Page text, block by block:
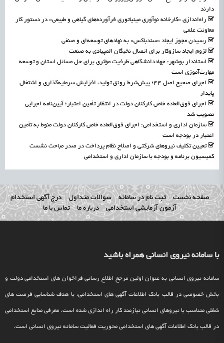
دارند
راه‌اندازی «کارخانه نوآوری مینیاتوری فرآورده‌های گیاهی و طبیعی» در دستور کار
معاونت علمی
رسیدن مجوز ایجاد «سندباکس» به نهادهای توسعه‌ای و صنفی
لزوم ایجاد سازوکار برای اتصال نخبگان المپیادی به صنعت
استاندار بوشهر: جهاددانشگاهی ظرفیت مؤثری برای حل مسائل استان و توسعه
مهارت‌آموزی است
اجرای صحیح اصل ۴۴؛ پیش‌شرط رونق تولید، افزایش سرمایه‌گذاری و اشتغال
پایدار
اجرای فوق‌العاده خاص کارکنان دولت در انتظار تأمین اعتبار؛ آیین‌نامه اجرایی
تصویب شد
سازمان اداری و استخدامی: اجرای فوق‌العاده خاص کارکنان دولت منوط به تأمین
اعتبار در بودجه است
تعیین تکلیف نیروهای شرکتی و اصلاح نظام پرداخت در صدر مباحث نشست
کمیسیون برنامه و بودجه با سازمان اداری و استخدامی
صفحه نخست ثبت نام در سامانه سوالات متداول
درج آگهی استخدام
آزمون آزمایشی استخدامی
درباره ما تماس با ما
با سامانه نیروی انسانی همراه باشید
سامانه نیروی انسانی به عنوان اولین مرجع اطلاع رسانی فراخوان های استخدامی دولت و
بخش خصوصی در قالب بانک اطلاعات آگهی های استخدامی، با هدف شناسایی فرصت های
شغلی متناسب با نیروهای انسانی نیازمند کار راه اندازی شده است. معرفی منابع استخدامی
در قالب بانک اطلاعات آگهی های استخدامی محوریت فعالیت سامانه نیروی انسانی است.